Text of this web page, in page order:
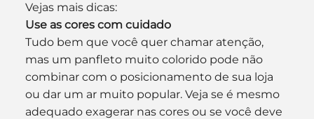
Vejas mais dicas:
Use as cores com cuidado
Tudo bem que você quer chamar atenção,
mas um panfleto muito colorido pode não
combinar com o posicionamento de sua loja
ou dar um ar muito popular. Veja se é mesmo
adequado exagerar nas cores ou se você deve